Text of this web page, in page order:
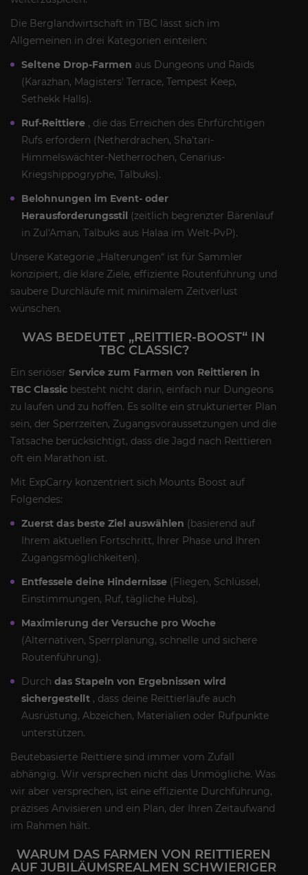
Die Berglandwirtschaft in TBC lässt sich im
Allgemeinen in drei Kategorien einteilen:
Seltene Drop-Farmen aus Dungeons und Raids
(Karazhan, Magisters' Terrace, Tempest Keep,
Sethekk Halls).
Ruf-Reittiere , die das Erreichen des Ehrfürchtigen
Rufs erfordern (Netherdrachen, Sha'tari-
Himmelswächter-Netherrochen, Cenarius-
Kriegshippogryphe, Talbuks).
Belohnungen im Event- oder
Herausforderungsstil (zeitlich begrenzter Bärenlauf
in Zul'Aman, Talbuks aus Halaa im Welt-PvP).
Unsere Kategorie „Halterungen“ ist für Sammler
konzipiert, die klare Ziele, effiziente Routenführung und
saubere Durchläufe mit minimalem Zeitverlust
wünschen.
WAS BEDEUTET „REITTIER-BOOST“ IN
TBC CLASSIC?
Ein seriöser Service zum Farmen von Reittieren in
TBC Classic besteht nicht darin, einfach nur Dungeons
zu laufen und zu hoffen. Es sollte ein strukturierter Plan
sein, der Sperrzeiten, Zugangsvoraussetzungen und die
Tatsache berücksichtigt, dass die Jagd nach Reittieren
oft ein Marathon ist.
Mit ExpCarry konzentriert sich Mounts Boost auf
Folgendes:
Zuerst das beste Ziel auswählen (basierend auf
Ihrem aktuellen Fortschritt, Ihrer Phase und Ihren
Zugangsmöglichkeiten).
Entfessele deine Hindernisse (Fliegen, Schlüssel,
Einstimmungen, Ruf, tägliche Hubs).
Maximierung der Versuche pro Woche
(Alternativen, Sperrplanung, schnelle und sichere
Routenführung).
Durch das Stapeln von Ergebnissen wird
sichergestellt , dass deine Reittierläufe auch
Ausrüstung, Abzeichen, Materialien oder Rufpunkte
unterstützen.
Beutebasierte Reittiere sind immer vom Zufall
abhängig. Wir versprechen nicht das Unmögliche. Was
wir aber versprechen, ist eine effiziente Durchführung,
präzises Anvisieren und ein Plan, der Ihren Zeitaufwand
im Rahmen hält.
WARUM DAS FARMEN VON REITTIEREN
AUF JUBILÄUMSREALMEN SCHWIERIGER